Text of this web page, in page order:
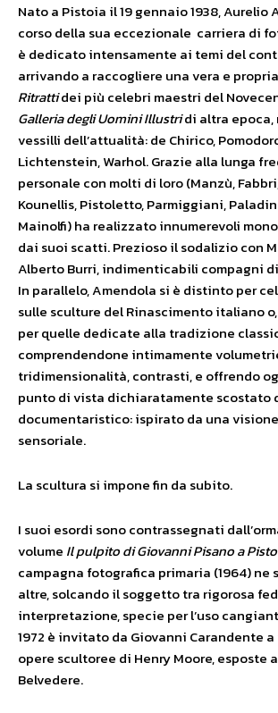
Nato a Pistoia il 19 gennaio 1938, Aurelio
corso della sua eccezionale carriera di
è dedicato intensamente ai temi del
arrivando a raccogliere una vera e propria
Ritrattidei più celebri maestri del
Galleria degli Uomini Illustridi altra
vessilli dell’attualità: de Chirico,
Lichtenstein, Warhol. Grazie alla lunga
personale con molti di loro (Manzù,
Kounellis, Pistoletto, Parmiggiani,
Mainolfi) ha realizzato innumerevoli
dai suoi scatti. Prezioso il sodalizio con
Alberto Burri, indimenticabili compagni
In parallelo, Amendola si è distinto per
sulle sculture del Rinascimento italiano
per quelle dedicate alla tradizione
comprendendone intimamente
tridimensionalità, contrasti, e offrendo
punto di vista dichiaratamente scostato
documentaristico: ispirato da una
sensoriale.
La scultura si impone fin da subito.
I suoi esordi sono contrassegnati
volume Il pulpito di Giovanni Pisano a
campagna fotografica primaria (1964) ne
altre, solcando il soggetto tra rigorosa
interpretazione, specie per l’uso
1972 è invitato da Giovanni Carandente
opere scultoree di Henry Moore, esposte
Belvedere.